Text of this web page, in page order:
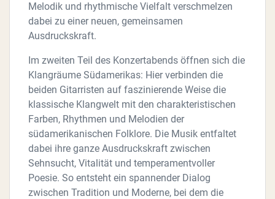
Melodik und rhythmische Vielfalt verschmelzen
dabei zu einer neuen, gemeinsamen
Ausdruckskraft.
Im zweiten Teil des Konzertabends öffnen sich die
Klangräume Südamerikas: Hier verbinden die
beiden Gitarristen auf faszinierende Weise die
klassische Klangwelt mit den charakteristischen
Farben, Rhythmen und Melodien der
südamerikanischen Folklore. Die Musik entfaltet
dabei ihre ganze Ausdruckskraft zwischen
Sehnsucht, Vitalität und temperamentvoller
Poesie. So entsteht ein spannender Dialog
zwischen Tradition und Moderne, bei dem die